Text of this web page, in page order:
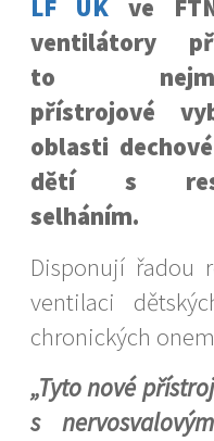
LF UK ve
ventilátory
to
přístrojové
oblasti
dětí s
selháním.
Disponují řadou
ventilaci
chronických
„Tyto nové
s